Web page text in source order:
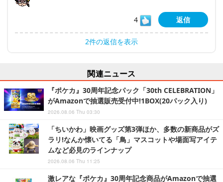
4 返信
2件の返信を表示
関連ニュース
『ポケカ』30周年記念パック「30th CELEBRATION」
がAmazonで抽選販売受付中!1BOX(20パック入り)
2026.08.06 Thu 03:30
「ちいかわ」映画グッズ第3弾ほか、多数の新商品がズ
ラリ!なんか懐いてる「鳥」マスコットや場面写アイテ
ムなど必見のラインナップ
2026.08.06 Thu 11:25
激レアな『ポケカ』30周年記念商品がAmazonで抽選